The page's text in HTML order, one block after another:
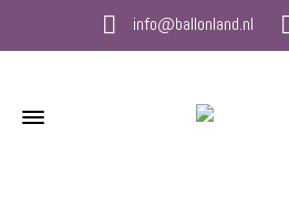
info@ballonland.nl